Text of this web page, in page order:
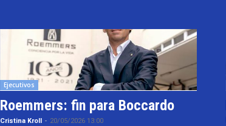
Ejecutivos
Roemmers: fin para Boccardo
Cristina Kroll - 20/05/2026 13:00